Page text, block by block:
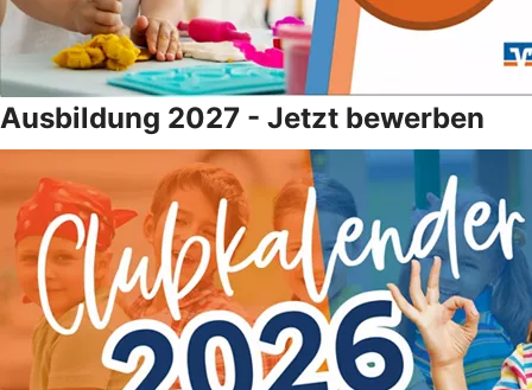
Ausbildung 2027 - Jetzt bewerben